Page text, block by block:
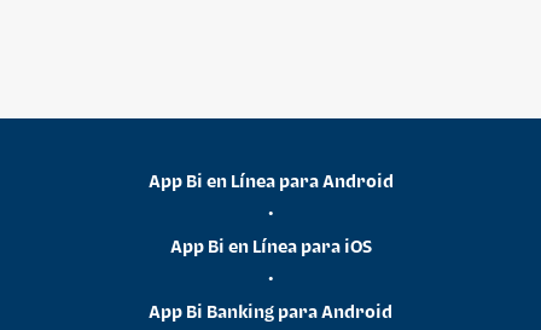
App Bi en Línea para Android
•
App Bi en Línea para iOS
•
App Bi Banking para Android